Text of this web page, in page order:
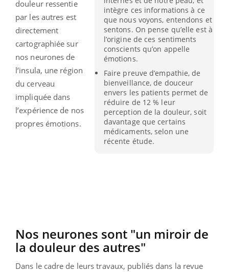
intègre ces informations à ce
que nous voyons, entendons et
sentons. On pense qu’elle est à
l’origine de ces sentiments
conscients qu’on appelle
émotions.
Faire preuve d’empathie, de
bienveillance, de douceur
envers les patients permet de
réduire de 12 % leur
perception de la douleur, soit
davantage que certains
médicaments, selon une
récente étude.
douleur ressentie
par les autres est
directement
cartographiée sur
nos neurones de
l’insula, une région
du cerveau
impliquée dans
l’expérience de nos
propres émotions.
Nos neurones sont "un miroir de
la douleur des autres"
Dans le cadre de leurs travaux, publiés dans la revue